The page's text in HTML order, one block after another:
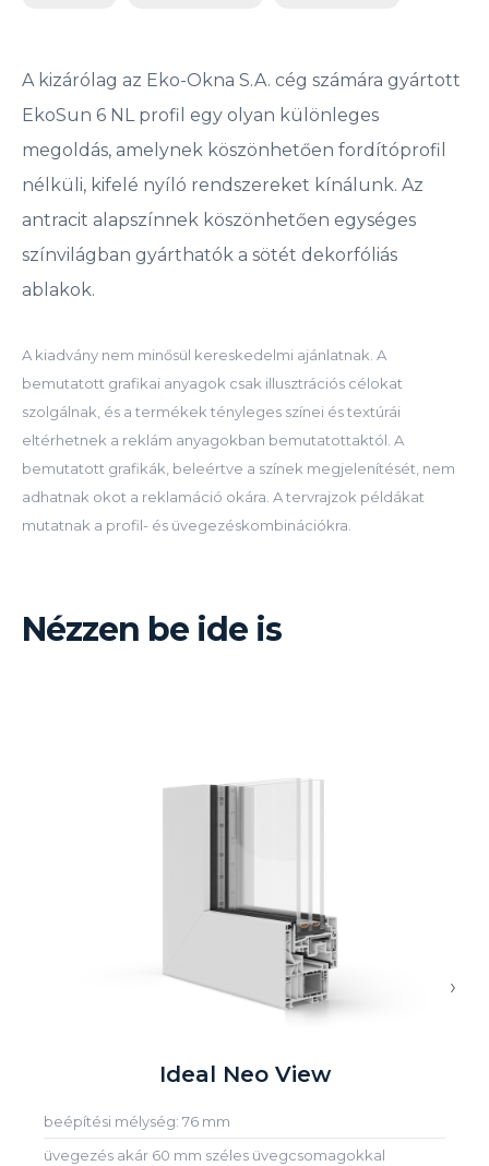
A kizárólag az Eko-Okna S.A. cég számára gyártott
EkoSun 6 NL profil egy olyan különleges
megoldás, amelynek köszönhetően fordítóprofil
nélküli, kifelé nyíló rendszereket kínálunk. Az
antracit alapszínnek köszönhetően egységes
színvilágban gyárthatók a sötét dekorfóliás
ablakok.
A kiadvány nem minősül kereskedelmi ajánlatnak. A
bemutatott grafikai anyagok csak illusztrációs célokat
szolgálnak, és a termékek tényleges színei és textúrái
eltérhetnek a reklám anyagokban bemutatottaktól. A
bemutatott grafikák, beleértve a színek megjelenítését, nem
adhatnak okot a reklamáció okára. A tervrajzok példákat
mutatnak a profil- és üvegezéskombinációkra.
Nézzen be ide is
Ideal Neo View
beépítési mélység: 76 mm
üvegezés akár 60 mm széles üvegcsomagokkal
›